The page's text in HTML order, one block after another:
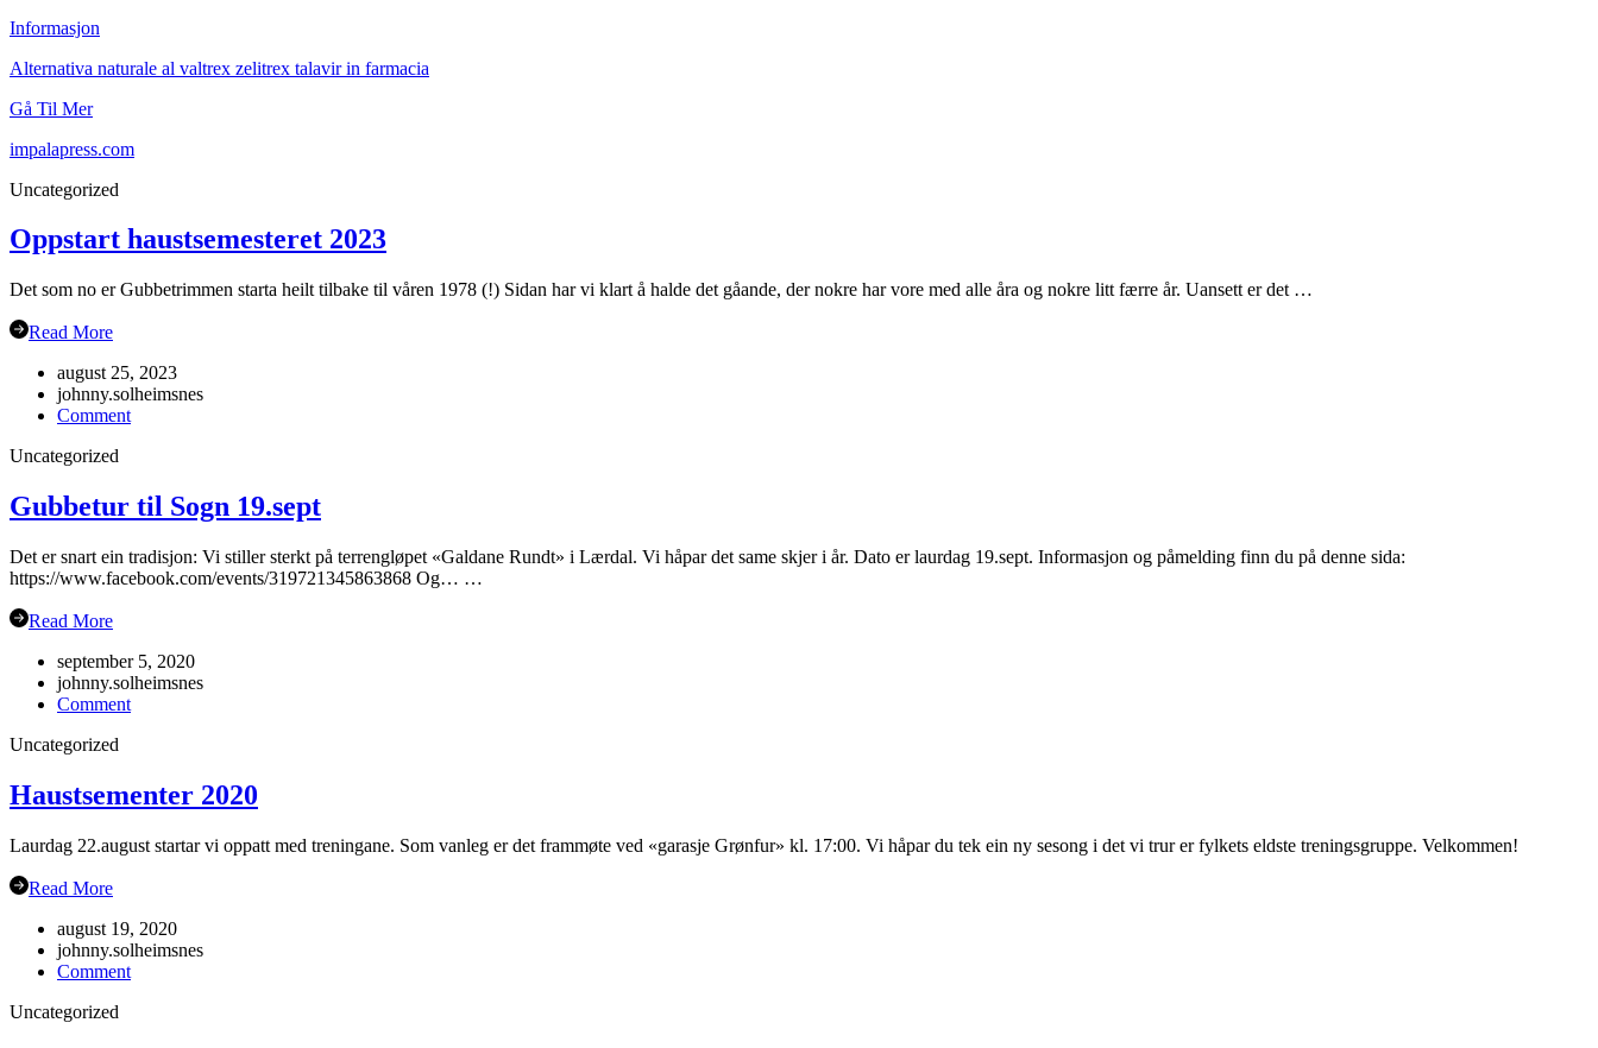
Informasjon
Alternativa naturale al valtrex zelitrex talavir in farmacia
Gå Til Mer
impalapress.com
Uncategorized
Oppstart haustsemesteret 2023
Det som no er Gubbetrimmen starta heilt tilbake til våren 1978 (!) Sidan har vi klart å halde det gåande, der nokre har vore med alle åra og nokre litt færre år. Uansett er det …
Read More
august 25, 2023
johnny.solheimsnes
Commenton
Uncategorized
Gubbetur til Sogn 19.sept
Det er snart ein tradisjon: Vi stiller sterkt på terrengløpet «Galdane Rundt» i Lærdal. Vi håpar det same skjer i år. Dato er laurdag 19.sept. Informasjon og påmelding finn du på denne sida:
https://www.facebook.com/events/319721345863868 Og… …
Read More
september 5, 2020
johnny.solheimsnes
Commenton
19.sept
Uncategorized
Haustsementer 2020
Laurdag 22.august startar vi oppatt med treningane. Som vanleg er det frammøte ved «garasje Grønfur» kl. 17:00. Vi håpar du tek ein ny sesong i det vi trur er fylkets eldste treningsgruppe. Velkommen!
Read More
august 19, 2020
johnny.solheimsnes
Commenton
Uncategorized